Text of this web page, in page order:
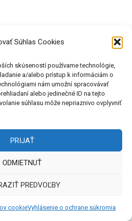
Súhlas Cookies
skúseností používame technológie,
a/alebo prístup k informáciám o
nám umožní spracovávať
alebo jedinečné ID na tejto
súhlasu môže nepriaznivo ovplyvniť
PRIJAŤ
ODMIETNUŤ
PREDVOĽBY
cookieVyhlásenie o ochrane súkromia
© 2018 - 2026 Fidlikanti. Web od
records s.r.o.